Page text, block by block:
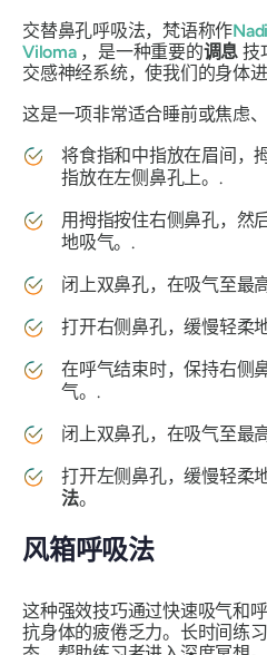
交替鼻孔呼吸法，梵语称作
Viloma，是一种重要的调息 技
交感神经系统，使我们的身体
这是一项非常适合睡前或焦虑
将食指和中指放在眉间，
指放在左侧鼻孔上。.
用拇指按住右侧鼻孔，然
地吸气。.
闭上双鼻孔，在吸气至最
打开右侧鼻孔，缓慢轻柔
在呼气结束时，保持右侧
气。.
闭上双鼻孔，在吸气至最
打开左侧鼻孔，缓慢轻柔
法。
风箱呼吸法
这种强效技巧通过快速吸气和
抗身体的疲倦乏力。长时间练